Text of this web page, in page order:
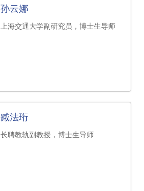
孙云娜
上海交通大学副研究员，博士生导师
臧法珩
长聘教轨副教授，博士生导师